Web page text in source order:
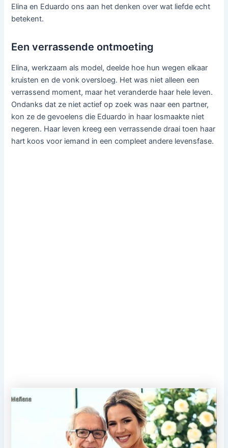
Elina en Eduardo ons aan het denken over wat liefde echt
betekent.
Een verrassende ontmoeting
Elina, werkzaam als model, deelde hoe hun wegen elkaar
kruisten en de vonk oversloeg. Het was niet alleen een
verrassend moment, maar het veranderde haar hele leven.
Ondanks dat ze niet actief op zoek was naar een partner,
kon ze de gevoelens die Eduardo in haar losmaakte niet
negeren. Haar leven kreeg een verrassende draai toen haar
hart koos voor iemand in een compleet andere levensfase.